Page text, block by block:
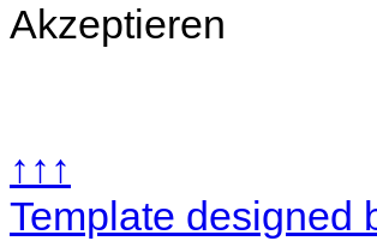
Akzeptieren
↑↑↑
Template designed